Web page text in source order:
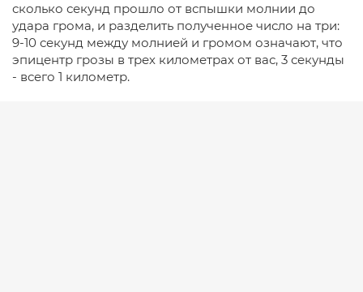
сколько секунд прошло от вспышки молнии до
удара грома, и разделить полученное число на три:
9-10 секунд между молнией и громом означают, что
эпицентр грозы в трех километрах от вас, 3 секунды
- всего 1 километр.